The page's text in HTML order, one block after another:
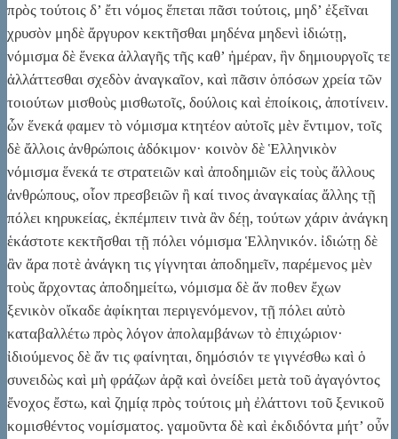
πρὸς τούτοις δ’ ἔτι νόμος ἕπεται πᾶσι τούτοις, μηδ’ ἐξεῖναι
χρυσὸν μηδὲ ἄργυρον κεκτῆσθαι μηδένα μηδενὶ ἰδιώτῃ,
νόμισμα δὲ ἕνεκα ἀλλαγῆς τῆς καθ’ ἡμέραν, ἣν δημιουργοῖς τε
ἀλλάττεσθαι σχεδὸν ἀναγκαῖον, καὶ πᾶσιν ὁπόσων χρεία τῶν
τοιούτων μισθοὺς μισθωτοῖς, δούλοις καὶ ἐποίκοις, ἀποτίνειν.
ὧν ἕνεκά φαμεν τὸ νόμισμα κτητέον αὐτοῖς μὲν ἔντιμον, τοῖς
δὲ ἄλλοις ἀνθρώποις ἀδόκιμον· κοινὸν δὲ Ἑλληνικὸν
νόμισμα ἕνεκά τε στρατειῶν καὶ ἀποδημιῶν εἰς τοὺς ἄλλους
ἀνθρώπους, οἷον πρεσβειῶν ἢ καί τινος ἀναγκαίας ἄλλης τῇ
πόλει κηρυκείας, ἐκπέμπειν τινὰ ἂν δέῃ, τούτων χάριν ἀνάγκη
ἑκάστοτε κεκτῆσθαι τῇ πόλει νόμισμα Ἑλληνικόν. ἰδιώτῃ δὲ
ἂν ἄρα ποτὲ ἀνάγκη τις γίγνηται ἀποδημεῖν, παρέμενος μὲν
τοὺς ἄρχοντας ἀποδημείτω, νόμισμα δὲ ἄν ποθεν ἔχων
ξενικὸν οἴκαδε ἀφίκηται περιγενόμενον, τῇ πόλει αὐτὸ
καταβαλλέτω πρὸς λόγον ἀπολαμβάνων τὸ ἐπιχώριον·
ἰδιούμενος δὲ ἄν τις φαίνηται, δημόσιόν τε γιγνέσθω καὶ ὁ
συνειδὼς καὶ μὴ φράζων ἀρᾷ καὶ ὀνείδει μετὰ τοῦ ἀγαγόντος
ἔνοχος ἔστω, καὶ ζημίᾳ πρὸς τούτοις μὴ ἐλάττονι τοῦ ξενικοῦ
κομισθέντος νομίσματος. γαμοῦντα δὲ καὶ ἐκδιδόντα μήτ’ οὖν